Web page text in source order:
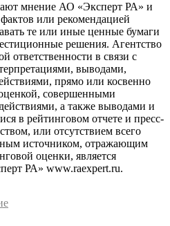
мнение АО «Эксперт РА» и
или рекомендацией
те или иные ценные бумаги
решения. Агентство
ответственности в связи с
выводами,
прямо или косвенно
совершенными
а также выводами и
в рейтинговом отчете и пресс-
или отсутствием всего
источником, отражающим
оценки, является
РА» www.raexpert.ru.